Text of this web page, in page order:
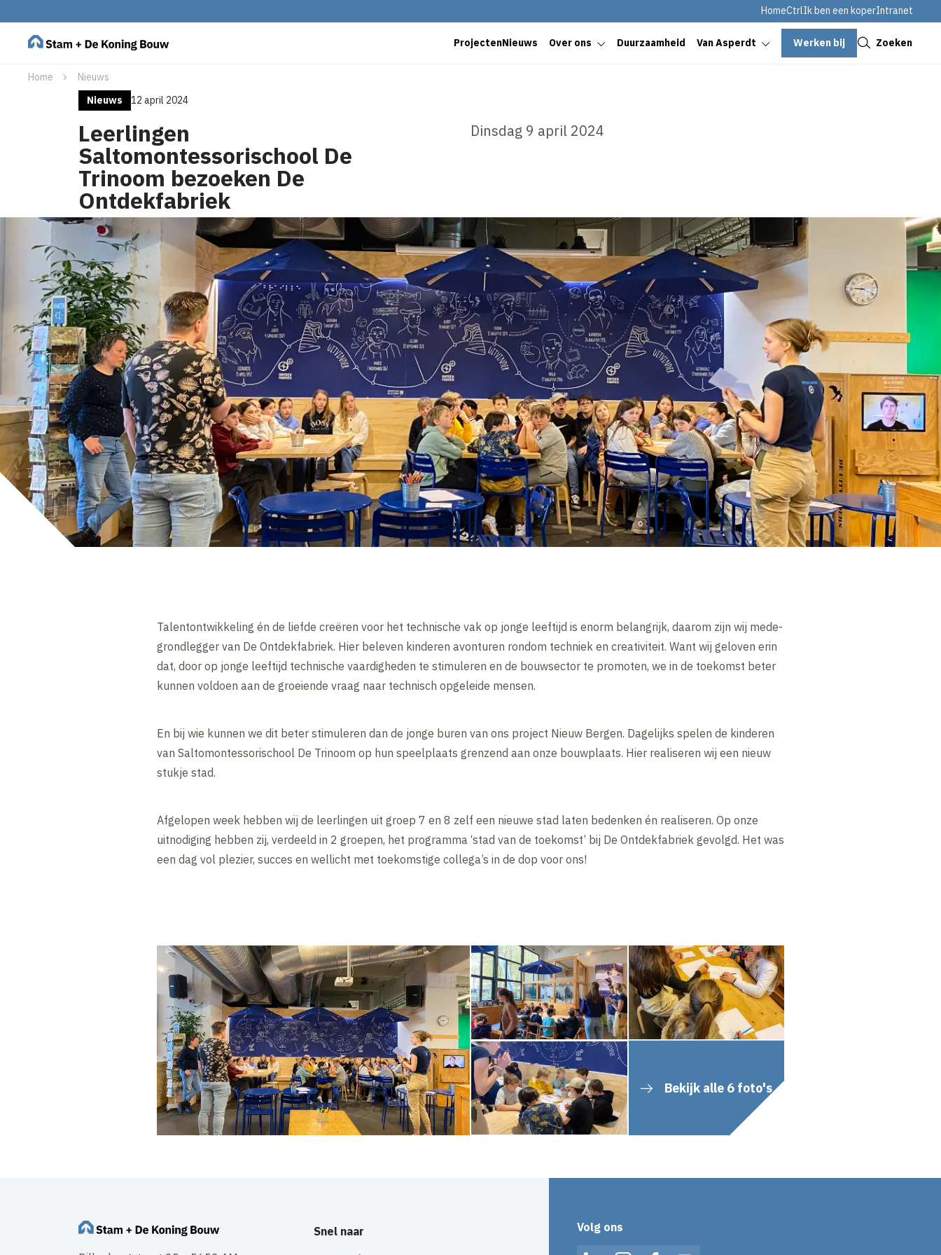
HomeCtrlIk ben een koperIntranet
ProjectenNieuws Over ons Duurzaamheid Van Asperdt Werken bij Zoeken
Home
Nieuws
Nieuws
12 april 2024
Leerlingen
Saltomontessorischool De
Trinoom bezoeken De
Ontdekfabriek
Dinsdag 9 april 2024
Talentontwikkeling én de liefde creëren voor het technische vak op jonge leeftijd is enorm belangrijk, daarom zijn wij mede-
grondlegger van De Ontdekfabriek. Hier beleven kinderen avonturen rondom techniek en creativiteit. Want wij geloven erin
dat, door op jonge leeftijd technische vaardigheden te stimuleren en de bouwsector te promoten, we in de toekomst beter
kunnen voldoen aan de groeiende vraag naar technisch opgeleide mensen.
En bij wie kunnen we dit beter stimuleren dan de jonge buren van ons project Nieuw Bergen. Dagelijks spelen de kinderen
van Saltomontessorischool De Trinoom op hun speelplaats grenzend aan onze bouwplaats. Hier realiseren wij een nieuw
stukje stad.
Afgelopen week hebben wij de leerlingen uit groep 7 en 8 zelf een nieuwe stad laten bedenken én realiseren. Op onze
uitnodiging hebben zij, verdeeld in 2 groepen, het programma ‘stad van de toekomst’ bij De Ontdekfabriek gevolgd. Het was
een dag vol plezier, succes en wellicht met toekomstige collega’s in de dop voor ons!
Bekijk alle 6 foto's
Snel naar Volg ons
Sluiten